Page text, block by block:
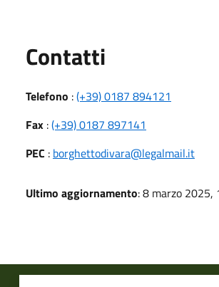
Contatti
Telefono :(+39) 0187 894121
Fax :(+39) 0187 897141
PEC : borghettodivara@legalmail.it
Ultimo aggiornamento: 8 marzo 2025,